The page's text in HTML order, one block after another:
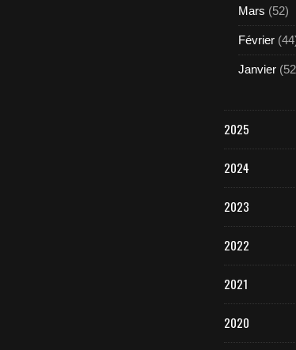
Mars (52)
Février
Janvier
2025
2024
2023
2022
2021
2020